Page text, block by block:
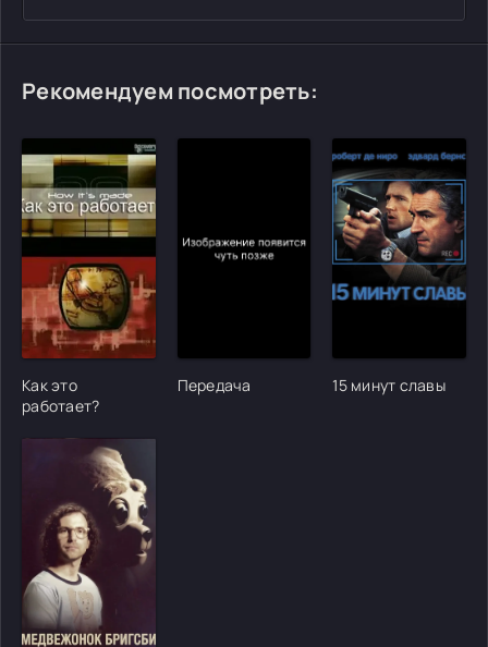
Рекомендуем посмотреть:
[/xfgiven_cvh_poster_urlcvh_poster_url]
Как это
работает?
Передача 15 минут славы